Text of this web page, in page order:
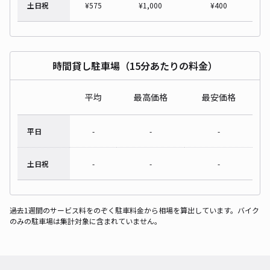
土日祝 ¥575 ¥1,000 ¥400
時間貸し駐車場（15分あたりの料金）
平均 最高価格 最安価格
平日 - - -
土日祝 - - -
過去1週間のサービス料をのぞく駐車料金から相場を算出しています。バイク
のみの駐車場は集計対象に含まれていません。